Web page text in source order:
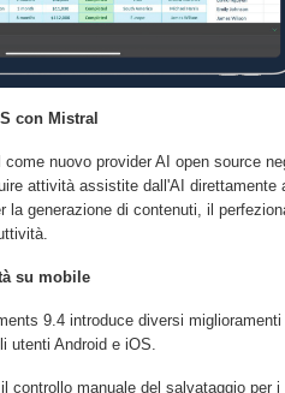
con Mistral
nuovo provider AI open source
attività assistite dall'AI direttamente
la generazione di contenuti, il
su mobile
9.4 introduce diversi
utenti Android e iOS.
controllo manuale del salvataggio per